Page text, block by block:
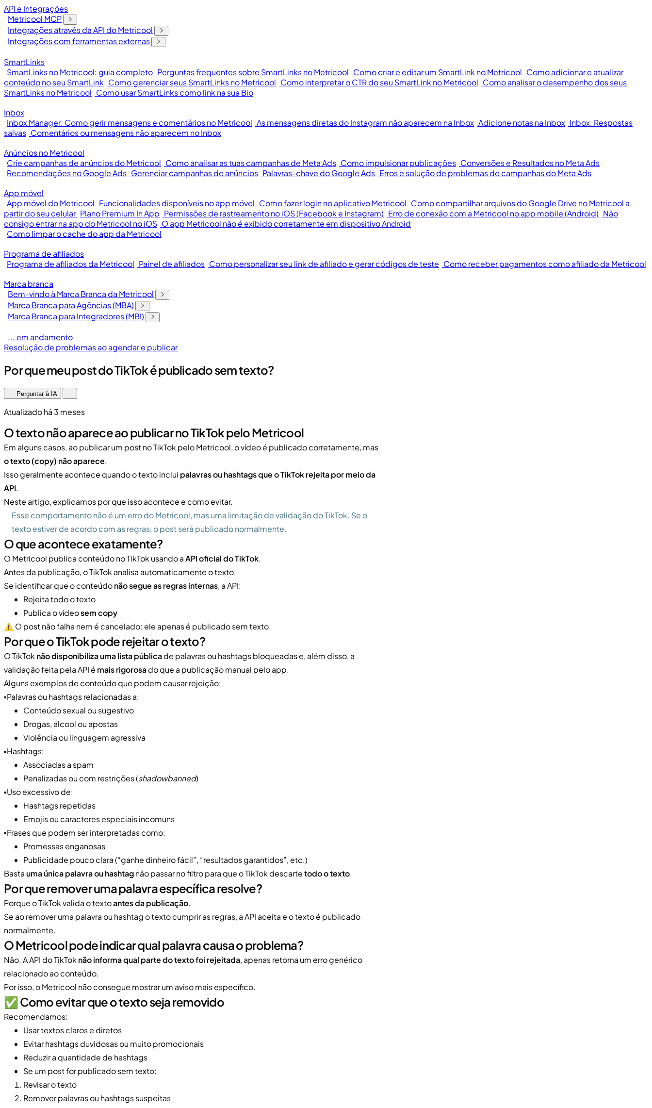
API e Integrações
Metricool MCP
Integrações através da API do Metricool
Integrações com ferramentas externas
SmartLinks
SmartLinks no Metricool: guia completo Perguntas frequentes sobre SmartLinks no Metricool Como criar e editar um SmartLink no Metricool Como adicionar e atualizar
conteúdo no seu SmartLink Como gerenciar seus SmartLinks no Metricool Como interpretar o CTR do seu SmartLink no Metricool Como analisar o desempenho dos seus
SmartLinks no Metricool Como usar SmartLinks como link na sua Bio
Inbox
Inbox Manager: Como gerir mensagens e comentários no Metricool As mensagens diretas do Instagram não aparecem na Inbox Adicione notas na Inbox Inbox: Respostas
salvas Comentários ou mensagens não aparecem no Inbox
Anúncios no Metricool
Crie campanhas de anúncios do Metricool Como analisar as tuas campanhas de Meta Ads Como impulsionar publicações Conversões e Resultados no Meta Ads
Recomendações no Google Ads Gerenciar campanhas de anúncios Palavras-chave do Google Ads Erros e solução de problemas de campanhas do Meta Ads
App móvel
App móvel do Metricool Funcionalidades disponíveis no app móvel Como fazer login no aplicativo Metricool Como compartilhar arquivos do Google Drive no Metricool a
partir do seu celular Plano Premium In App Permissões de rastreamento no iOS (Facebook e Instagram) Erro de conexão com a Metricool no app mobile (Android) Não
consigo entrar na app do Metricool no iOS O app Metricool não é exibido corretamente em dispositivo Android
Como limpar o cache do app da Metricool
Programa de afiliados
Programa de afiliados da Metricool Painel de afiliados Como personalizar seu link de afiliado e gerar códigos de teste Como receber pagamentos como afiliado da Metricool
Marca branca
Bem-vindo à Marca Branca da Metricool
Marca Branca para Agências (MBA)
Marca Branca para Integradores (MBI)
... em andamento
Resolução de problemas ao agendar e publicar
Por que meu post do TikTok é publicado sem texto?
Perguntar à IA
Atualizado há 3 meses
O texto não aparece ao publicar no TikTok pelo Metricool
Em alguns casos, ao publicar um post no TikTok pelo Metricool, o vídeo é publicado corretamente, mas
o texto (copy) não aparece.
Isso geralmente acontece quando o texto inclui palavras ou hashtags que o TikTok rejeita por meio da
API.
Neste artigo, explicamos por que isso acontece e como evitar.
Esse comportamento não é um erro do Metricool, mas uma limitação de validação do TikTok. Se o
texto estiver de acordo com as regras, o post será publicado normalmente.
O que acontece exatamente?
O Metricool publica conteúdo no TikTok usando aAPI oficial do TikTok.
Antes da publicação, o TikTok analisa automaticamente o texto.
Se identificar que o conteúdonão segue as regras internas, a API:
Rejeita todo o texto
Publica o vídeosem copy
⚠️ O post não falha nem é cancelado: ele apenas é publicado sem texto.
Por que o TikTok pode rejeitar o texto?
O TikTok não disponibiliza uma lista públicade palavras ou hashtags bloqueadas e, além disso, a
validação feita pela API é mais rigorosado que a publicação manual pelo app.
Alguns exemplos de conteúdo que podem causar rejeição:
▪️Palavras ou hashtags relacionadas a:
Conteúdo sexual ou sugestivo
Drogas, álcool ou apostas
Violência ou linguagem agressiva
▪️Hashtags:
Associadas a spam
Penalizadas ou com restrições (shadowbanned)
▪️Uso excessivo de:
Hashtags repetidas
Emojis ou caracteres especiais incomuns
▪️Frases que podem ser interpretadas como:
Promessas enganosas
Publicidade pouco clara (“ganhe dinheiro fácil”, “resultados garantidos”, etc.)
Bastauma única palavra ou hashtagnão passar no filtro para que o TikTok descartetodo o texto.
Por que remover uma palavra específica resolve?
Porque o TikTok valida o textoantes da publicação.
Se ao remover uma palavra ou hashtag o texto cumprir as regras, a API aceita e o texto é publicado
normalmente.
O Metricool pode indicar qual palavra causa o problema?
Não. A API do TikTok não informa qual parte do texto foi rejeitada, apenas retorna um erro genérico
relacionado ao conteúdo.
Por isso, o Metricool não consegue mostrar um aviso mais específico.
✅​ Como evitar que o texto seja removido
Recomendamos:
Usar textos claros e diretos
Evitar hashtags duvidosas ou muito promocionais
Reduzir a quantidade de hashtags
Se um post for publicado sem texto:
Revisar o texto
Remover palavras ou hashtags suspeitas